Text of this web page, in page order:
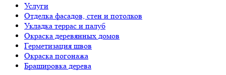
Услуги
Отделка фасадов, стен и потолков
Укладка террас и палуб
Окраска деревянных домов
Герметизация швов
Окраска погонажа
Брашировка дерева